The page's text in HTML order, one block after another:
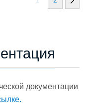
документации